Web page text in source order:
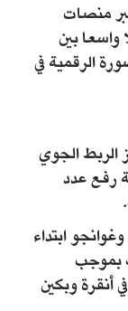
منصات
واسعا بين
الرقمية في
الربط الجوي
رفع عدد
ابتداء
بموجب
أنقرة وبكين